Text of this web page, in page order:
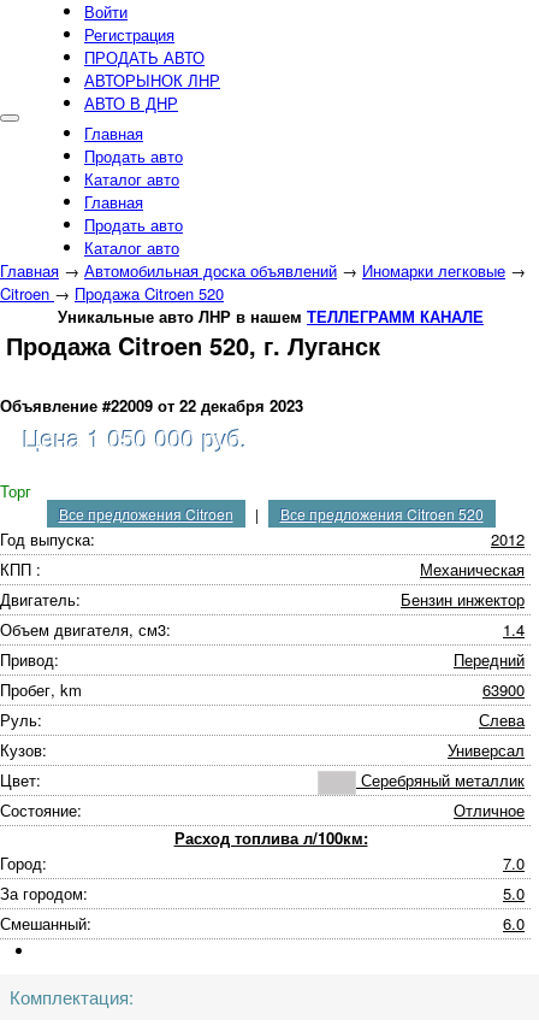
Войти
Регистрация
ПРОДАТЬ АВТО
АВТОРЫНОК ЛНР
АВТО В ДНР
Главная
Продать авто
Каталог авто
Главная
Продать авто
Каталог авто
Главная → Автомобильная доска объявлений → Иномарки легковые →
Citroen → Продажа Citroen 520
Уникальные авто ЛНР в нашем ТЕЛЛЕГРАММ КАНАЛЕ
Продажа Citroen 520, г. Луганск
Объявление #22009 от 22 декабря 2023
Цена 1 050 000 руб.
Торг
Все предложения Citroen | Все предложения Citroen 520
Год выпуска:
2012
КПП :
Механическая
Двигатель:
Бензин инжектор
Объем двигателя, см3:
1.4
Привод:
Передний
Пробег, km
63900
Руль:
Слева
Кузов:
Универсал
Цвет:
Серебряный металлик
Состояние:
Отличное
Расход топлива л/100км:
Город:
7.0
За городом:
5.0
Смешанный:
6.0
Комплектация: